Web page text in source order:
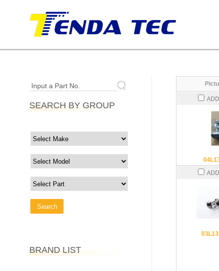
Input a Part No.
SEARCH BY GROUP
BRAND LIST